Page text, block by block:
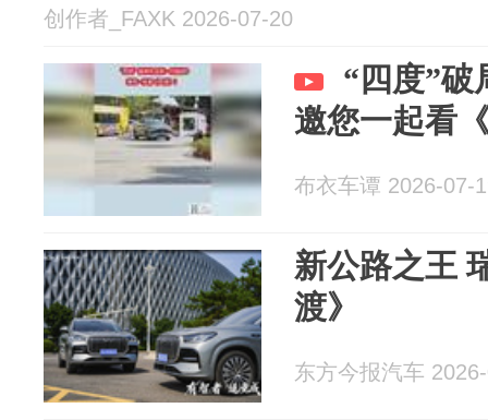
创作者_FAXK 2026-07-20
“四度”破
邀您一起看
布衣车谭 2026-07-
新公路之王
渡》
东方今报汽车